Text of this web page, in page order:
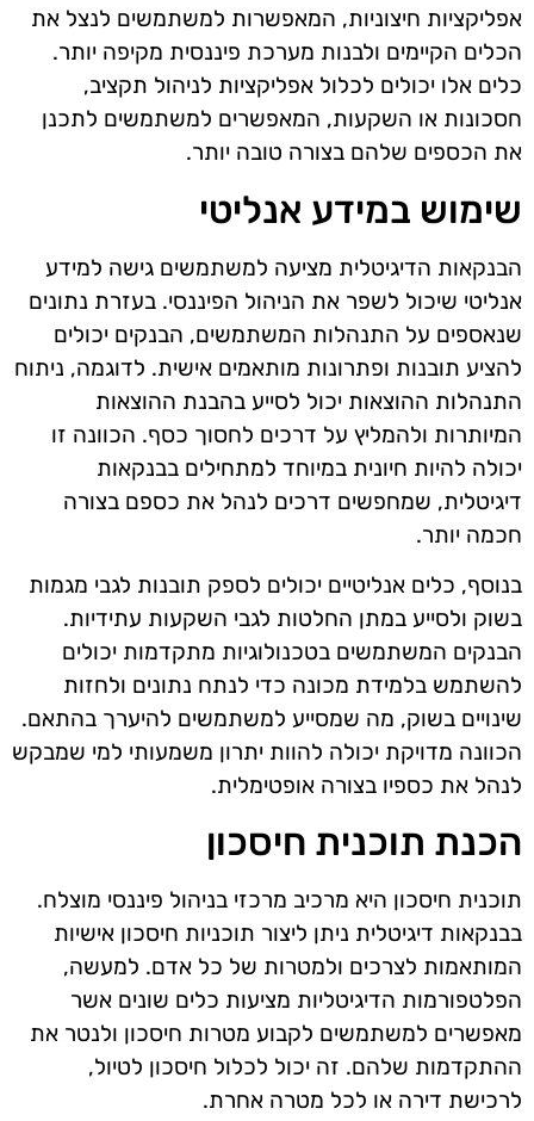
אפליקציות חיצוניות, המאפשרות למשתמשים לנצל את
הכלים הקיימים ולבנות מערכת פיננסית מקיפה יותר.
כלים אלו יכולים לכלול אפליקציות לניהול תקציב,
חסכונות או השקעות, המאפשרים למשתמשים לתכנן
את הכספים שלהם בצורה טובה יותר.
שימוש במידע אנליטי
הבנקאות הדיגיטלית מציעה למשתמשים גישה למידע
אנליטי שיכול לשפר את הניהול הפיננסי. בעזרת נתונים
שנאספים על התנהלות המשתמשים, הבנקים יכולים
להציע תובנות ופתרונות מותאמים אישית. לדוגמה, ניתוח
התנהלות ההוצאות יכול לסייע בהבנת ההוצאות
המיותרות ולהמליץ על דרכים לחסוך כסף. הכוונה זו
יכולה להיות חיונית במיוחד למתחילים בבנקאות
דיגיטלית, שמחפשים דרכים לנהל את כספם בצורה
חכמה יותר.
בנוסף, כלים אנליטיים יכולים לספק תובנות לגבי מגמות
בשוק ולסייע במתן החלטות לגבי השקעות עתידיות.
הבנקים המשתמשים בטכנולוגיות מתקדמות יכולים
להשתמש בלמידת מכונה כדי לנתח נתונים ולחזות
שינויים בשוק, מה שמסייע למשתמשים להיערך בהתאם.
הכוונה מדויקת יכולה להוות יתרון משמעותי למי שמבקש
לנהל את כספיו בצורה אופטימלית.
הכנת תוכנית חיסכון
תוכנית חיסכון היא מרכיב מרכזי בניהול פיננסי מוצלח.
בבנקאות דיגיטלית ניתן ליצור תוכניות חיסכון אישיות
המותאמות לצרכים ולמטרות של כל אדם. למעשה,
הפלטפורמות הדיגיטליות מציעות כלים שונים אשר
מאפשרים למשתמשים לקבוע מטרות חיסכון ולנטר את
ההתקדמות שלהם. זה יכול לכלול חיסכון לטיול,
לרכישת דירה או לכל מטרה אחרת.